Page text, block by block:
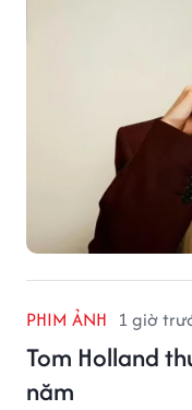
PHIM ẢNH 1 giờ
Tom Holland
năm